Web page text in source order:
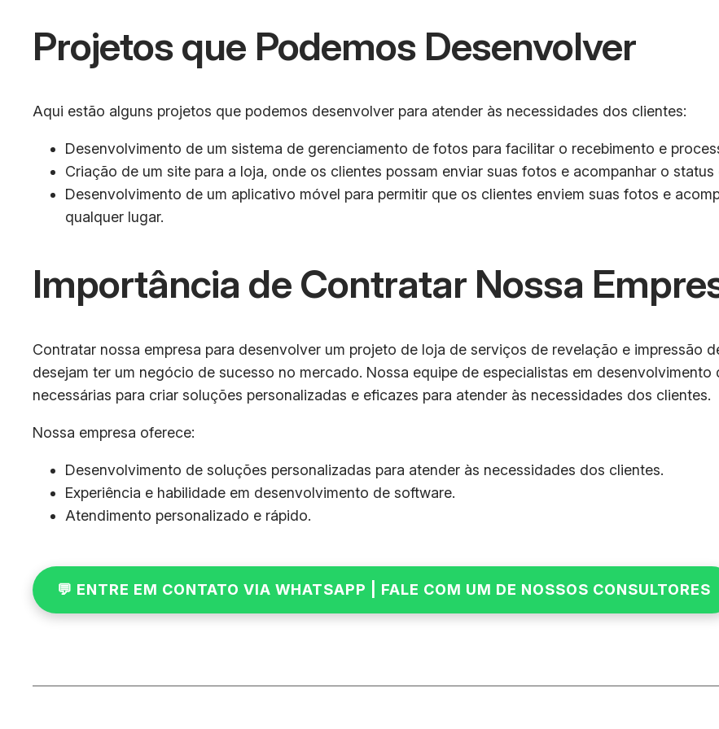
Projetos que Podemos Desenvolver
Aqui estão alguns projetos que podemos desenvolver para atender às necessidades dos clientes:
Desenvolvimento de um sistema de gerenciamento de fotos para facilitar o recebimento e
Criação de um site para a loja, onde os clientes possam enviar suas fotos e acompanhar o
Desenvolvimento de um aplicativo móvel para permitir que os clientes enviem suas fotos e
qualquer lugar.
Importância de Contratar Nossa
Contratar nossa empresa para desenvolver um projeto de loja de serviços de revelação e impressão
desejam ter um negócio de sucesso no mercado. Nossa equipe de especialistas em
necessárias para criar soluções personalizadas e eficazes para atender às necessidades dos clientes.
Nossa empresa oferece:
Desenvolvimento de soluções personalizadas para atender às necessidades dos clientes.
Experiência e habilidade em desenvolvimento de software.
Atendimento personalizado e rápido.